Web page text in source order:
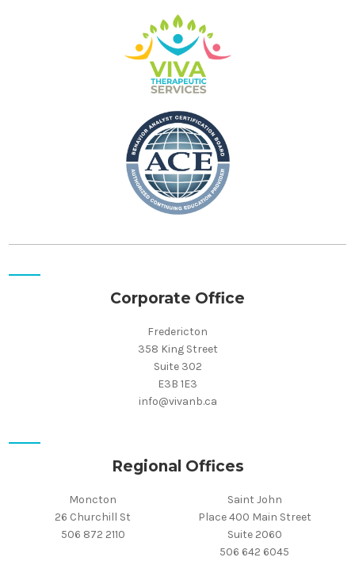
Corporate Office
Fredericton
358 King Street
Suite 302
E3B 1E3
info@vivanb.ca
Regional Offices
Moncton
26 Churchill St
506 872 2110
Saint John
Place 400 Main Street
Suite 2060
506 642 6045